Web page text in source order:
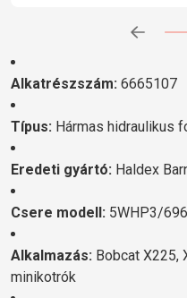
Alkatrészszám: 6665107
Típus: Hármas hidraulikus
Eredeti gyártó: Haldex
Csere modell: 5WHP3/
Alkalmazás: Bobcat X225,
minikotrók